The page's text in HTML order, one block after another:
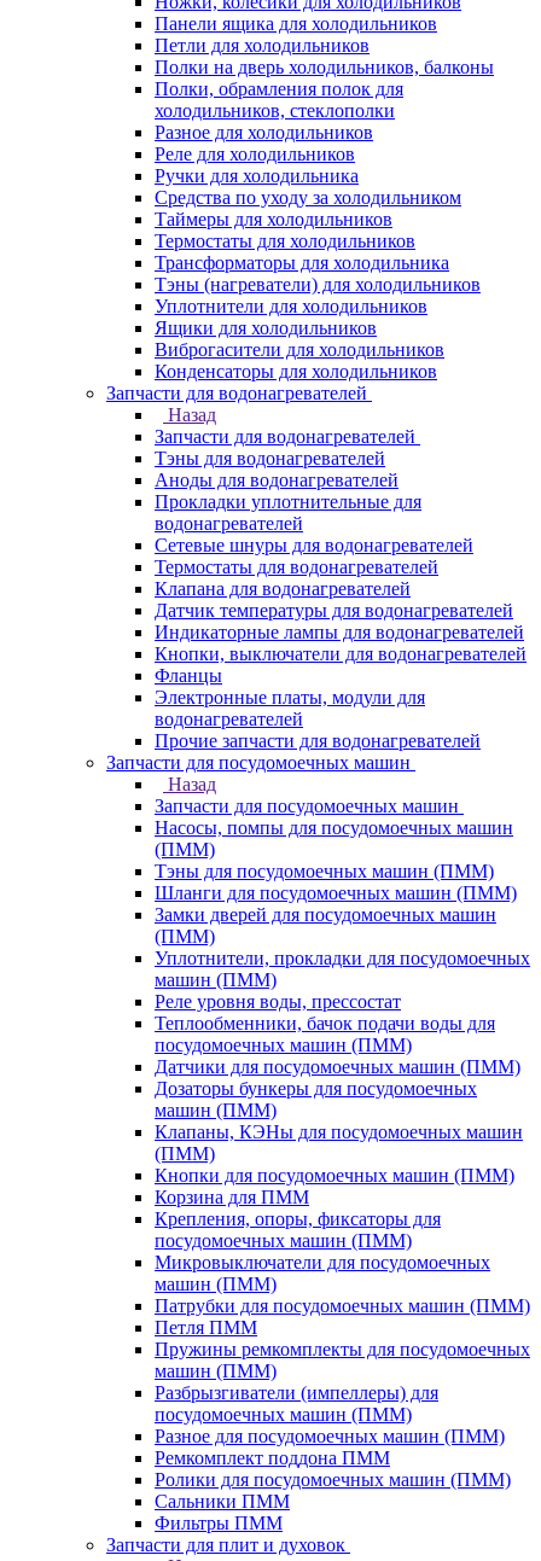
Панели ящика для холодильников
Петли для холодильников
Полки на дверь холодильников, балконы
Полки, обрамления полок для
холодильников, стеклополки
Разное для холодильников
Реле для холодильников
Ручки для холодильника
Средства по уходу за холодильником
Таймеры для холодильников
Термостаты для холодильников
Трансформаторы для холодильника
Тэны (нагреватели) для холодильников
Уплотнители для холодильников
Ящики для холодильников
Виброгасители для холодильников
Конденсаторы для холодильников
Запчасти для водонагревателей
Назад
Запчасти для водонагревателей
Тэны для водонагревателей
Аноды для водонагревателей
Прокладки уплотнительные для
водонагревателей
Сетевые шнуры для водонагревателей
Термостаты для водонагревателей
Клапана для водонагревателей
Датчик температуры для водонагревателей
Индикаторные лампы для водонагревателей
Кнопки, выключатели для водонагревателей
Фланцы
Электронные платы, модули для
водонагревателей
Прочие запчасти для водонагревателей
Запчасти для посудомоечных машин
Назад
Запчасти для посудомоечных машин
Насосы, помпы для посудомоечных машин
(ПММ)
Тэны для посудомоечных машин (ПММ)
Шланги для посудомоечных машин (ПММ)
Замки дверей для посудомоечных машин
(ПММ)
Уплотнители, прокладки для посудомоечных
машин (ПММ)
Реле уровня воды, прессостат
Теплообменники, бачок подачи воды для
посудомоечных машин (ПММ)
Датчики для посудомоечных машин (ПММ)
Дозаторы бункеры для посудомоечных
машин (ПММ)
Клапаны, КЭНы для посудомоечных машин
(ПММ)
Кнопки для посудомоечных машин (ПММ)
Корзина для ПММ
Крепления, опоры, фиксаторы для
посудомоечных машин (ПММ)
Микровыключатели для посудомоечных
машин (ПММ)
Патрубки для посудомоечных машин (ПММ)
Петля ПММ
Пружины ремкомплекты для посудомоечных
машин (ПММ)
Разбрызгиватели (импеллеры) для
посудомоечных машин (ПММ)
Разное для посудомоечных машин (ПММ)
Ремкомплект поддона ПММ
Ролики для посудомоечных машин (ПММ)
Сальники ПММ
Фильтры ПММ
Запчасти для плит и духовок